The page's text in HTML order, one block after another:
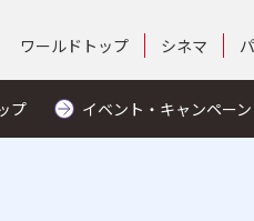
ワールドトップ シネマ
プ イベント・キャンペーン